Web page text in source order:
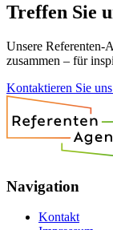
Treffen Sie
Unsere Referenten-
zusammen – für
Kontaktieren Sie
Navigation
Kontakt